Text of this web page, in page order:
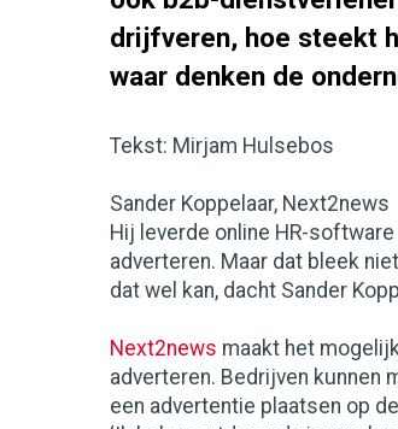
drijfveren, hoe steekt
waar denken de
Tekst: Mirjam Hulsebos
Sander Koppelaar, Next2news
Hij leverde online HR-
adverteren. Maar dat bleek
dat wel kan, dacht Sander
Next2news maakt het
adverteren. Bedrijven kunnen
een advertentie plaatsen op